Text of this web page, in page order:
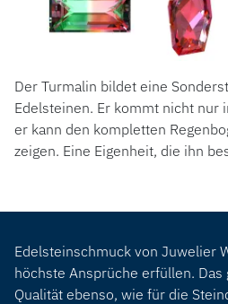
Der Turmalin bildet eine
Edelsteinen. Er kommt nicht nur
er kann den kompletten
zeigen. Eine Eigenheit, die ihn
Edelsteinschmuck von Juwelier
höchste Ansprüche erfüllen.
Qualität ebenso, wie für die